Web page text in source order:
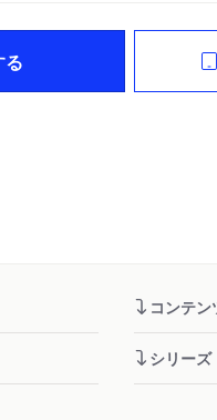
る
コンテン
シリーズ